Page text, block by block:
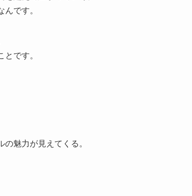
です。
です。
魅力が見えてくる。